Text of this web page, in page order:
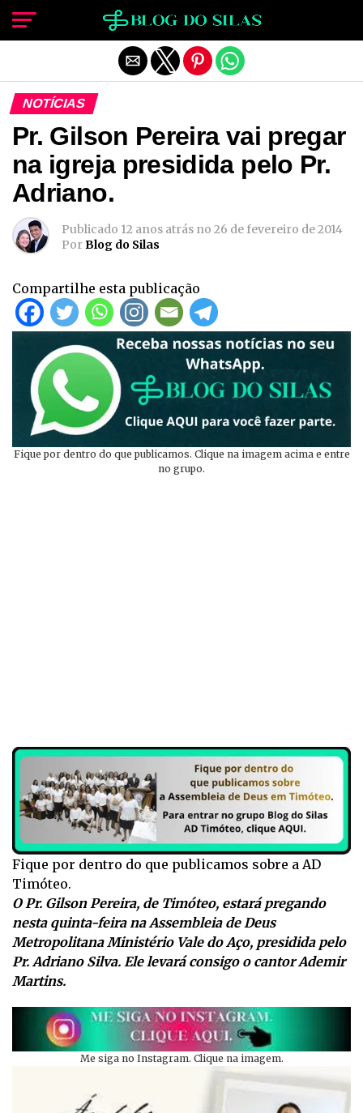
NOTÍCIAS
Pr. Gilson Pereira vai pregar
na igreja presidida pelo Pr.
Adriano.
Publicado 12 anos atrás no 26 de fevereiro de 2014
PorBlog do Silas
Compartilhe esta publicação
Fique por dentro do que publicamos. Clique na imagem acima e entre
no grupo.
Fique por dentro do que publicamos sobre a AD
Timóteo.
O Pr. Gilson Pereira, de Timóteo, estará pregando
nesta quinta-feira na Assembleia de Deus
Metropolitana Ministério Vale do Aço, presidida pelo
Pr. Adriano Silva. Ele levará consigo o cantor Ademir
Martins.
Me siga no Instagram. Clique na imagem.
Sair da versão mobile